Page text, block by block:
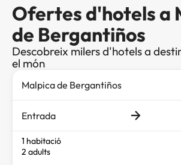
Ofertes d'hotels a
de Bergantiños
Descobreix milers d'hotels a
el món
Entrada
1 habitació
2 adults